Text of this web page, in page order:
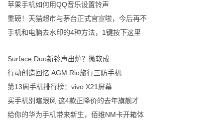
苹果手机如何用QQ音乐设置铃声
重磅！天猫超市与茅台正式官宣啦，今后再不
手机和电脑去水印的4种方法，1键按下这里
Surface Duo新铃声出炉？微软成
行动创造回忆 AGM Rio旅行三防手机
第13周手机排行榜：vivo X21屏幕
买手机别瞎跟风 这4款正降价的去年旗舰才
给你的华为手机带来新生，佰维NM卡开箱体